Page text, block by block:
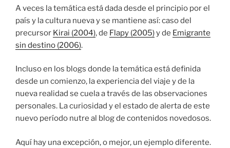
A veces la temática está dada desde el principio por el
país y la cultura nueva y se mantiene así: caso del
precursor Kirai (2004), de Flapy (2005)y de Emigrante
sin destino (2006).
Incluso en los blogs donde la temática está definida
desde un comienzo, la experiencia del viaje y de la
nueva realidad se cuela a través de las observaciones
personales. La curiosidad y el estado de alerta de este
nuevo período nutre al blog de contenidos novedosos.
Aquí hay una excepción, o mejor, un ejemplo diferente.